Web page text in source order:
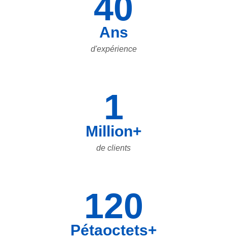
40
Ans
d'expérience
1
Million+
de clients
120
Pétaoctets+